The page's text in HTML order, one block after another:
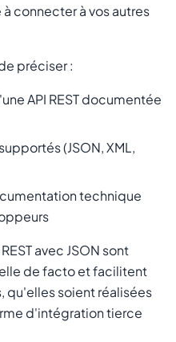
connecter à vos autres
préciser :
API REST documentée
(JSON, XML,
technique
avec JSON sont
de facto et facilitent
qu'elles soient réalisées
d'intégration tierce